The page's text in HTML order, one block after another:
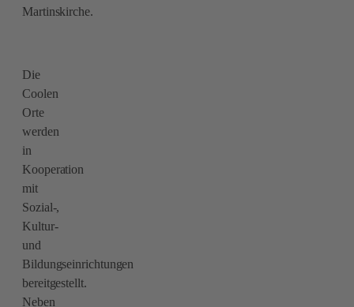
Martinskirche.
Die
Coolen
Orte
werden
in
Kooperation
mit
Sozial-,
Kultur-
und
Bildungseinrichtungen
bereitgestellt.
Neben